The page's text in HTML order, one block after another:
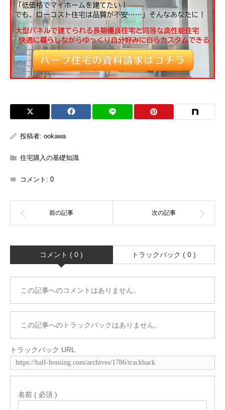
投稿者: ookawa
住宅購入の基礎知識
コメント: 0
コメント ( 0 ) トラックバック ( 0 )
この記事へのコメントはありません。
この記事へのトラックバックはありません。
トラックバック URL
名前 ( 必須 )